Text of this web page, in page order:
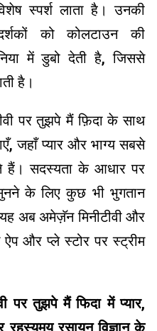
स्पर्श लाता है। उनकी
को कोलटाउन की
में डुबो देती है, जिससे
है।
पर तुझपे मैं फ़िदा के साथ
जहाँ प्यार और भाग्य सबसे
हैं। सदस्यता के आधार पर
के लिए कुछ भी भुगतान
अब अमेज़ॅन मिनीटीवी और
और प्ले स्टोर पर स्ट्रीम
पर तुझपे मैं फिदा में प्यार,
रसायन विज्ञान के